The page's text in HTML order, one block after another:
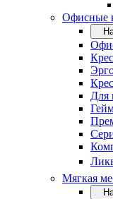
Офисные
Для
Мягкая